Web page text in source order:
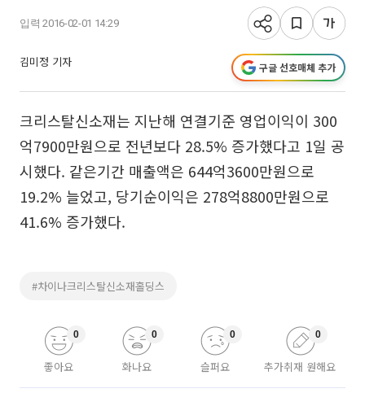
입력 2016-02-01 14:29
김미정 기자 구글 선호매체 추가
크리스탈신소재는 지난해 연결기준 영업이익이 300
억7900만원으로 전년보다 28.5% 증가했다고 1일 공
시했다. 같은기간 매출액은 644억3600만원으로
19.2% 늘었고, 당기순이익은 278억8800만원으로
41.6% 증가했다.
#차이나크리스탈신소재홀딩스
좋아요
0
화나요
0
슬퍼요
0
추가취재 원해요
0